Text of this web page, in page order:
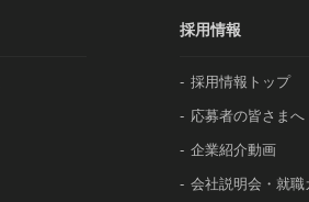
採用情報
採用情報トップ
応募者の皆さまへ
企業紹介動画
会社説明会・就職